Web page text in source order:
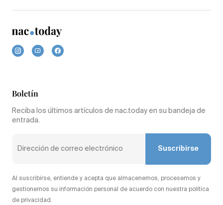
Boletín
Reciba los últimos artículos de nac.today en su bandeja de
entrada.
Suscribirse
Al suscribirse, entiende y acepta que almacenemos, procesemos y
gestionemos su información personal de acuerdo con nuestra política
de privacidad.